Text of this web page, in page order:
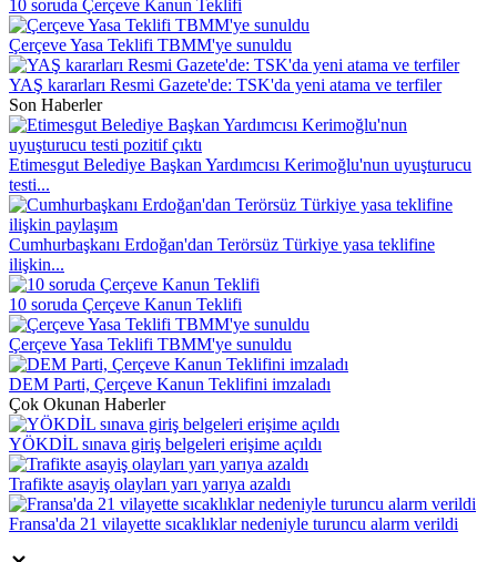
10 soruda Çerçeve Kanun Teklifi
Çerçeve Yasa Teklifi TBMM'ye sunuldu
YAŞ kararları Resmi Gazete'de: TSK'da yeni atama ve terfiler
Son Haberler
Etimesgut Belediye Başkan Yardımcısı Kerimoğlu'nun uyuşturucu
testi...
Cumhurbaşkanı Erdoğan'dan Terörsüz Türkiye yasa teklifine
ilişkin...
10 soruda Çerçeve Kanun Teklifi
Çerçeve Yasa Teklifi TBMM'ye sunuldu
DEM Parti, Çerçeve Kanun Teklifini imzaladı
Çok Okunan Haberler
YÖKDİL sınava giriş belgeleri erişime açıldı
Trafikte asayiş olayları yarı yarıya azaldı
Fransa'da 21 vilayette sıcaklıklar nedeniyle turuncu alarm verildi